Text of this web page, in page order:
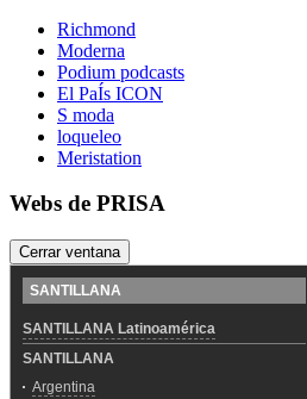
Richmond
Moderna
Podium podcasts
El PaÍs ICON
S moda
loqueleo
Meristation
Webs de PRISA
Cerrar ventana